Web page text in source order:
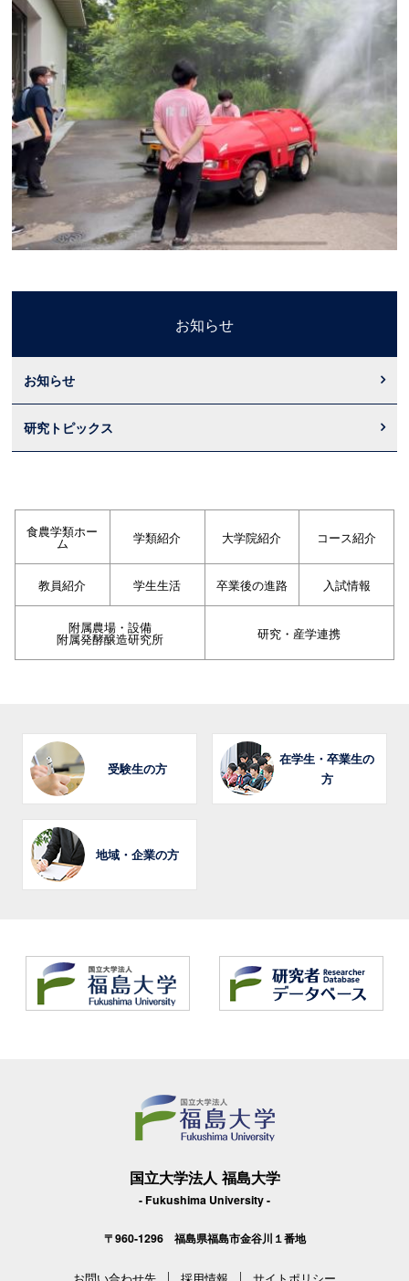
お知らせ
お知らせ
研究トピックス
食農学類ホー
ム 学類紹介 大学院紹介 コース紹介
教員紹介 学生生活 卒業後の進路 入試情報
附属農場・設備
附属発酵醸造研究所 研究・産学連携
受験生の方
在学生・卒業生の
方
地域・企業の方
国立大学法人 福島大学
- Fukushima University -
〒960-1296 福島県福島市金谷川１番地